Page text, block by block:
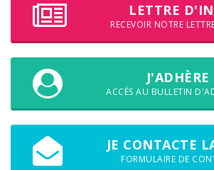
LETTRE
RECEVOIR NOTRE
J'ADHÈRE
ACCÈS AU BULLETIN
JE CONTACTE
FORMULAIRE DE